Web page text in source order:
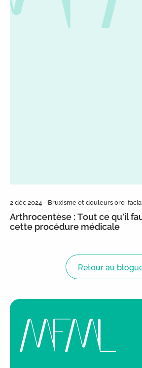
2 déc 2024 - Bruxisme et douleurs oro-
Arthrocentèse : Tout ce qu’il
cette procédure médicale
Retour au